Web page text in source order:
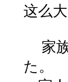
这么
家族
た。